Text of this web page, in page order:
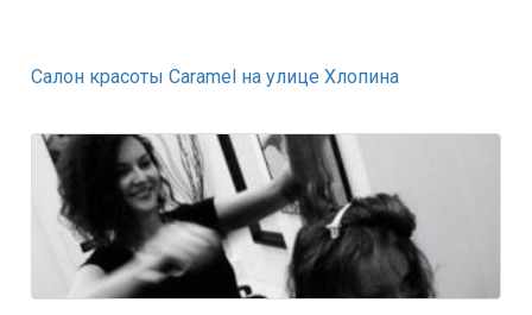
Cалон красоты Caramel на улице Хлопина